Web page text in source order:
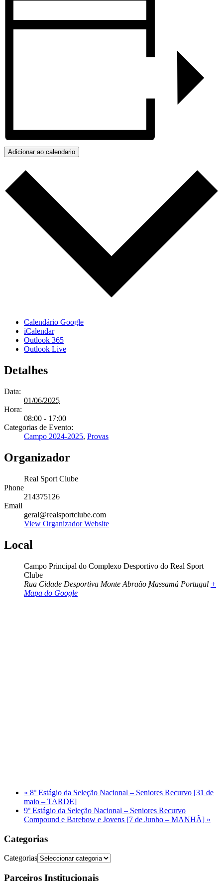
Adicionar ao calendario
Calendário Google
iCalendar
Outlook 365
Outlook Live
Detalhes
Data:
01/06/2025
Hora:
08:00 - 17:00
Categorias de Evento:
Campo 2024-2025, Provas
Organizador
Real Sport Clube
Phone
214375126
Email
geral@realsportclube.com
View Organizador Website
Local
Campo Principal do Complexo Desportivo do Real Sport
Clube
Rua Cidade Desportiva Monte Abraão Massamá Portugal +
Mapa do Google
« 8º Estágio da Seleção Nacional – Seniores Recurvo [31 de
maio – TARDE]
9º Estágio da Seleção Nacional – Seniores Recurvo
Compound e Barebow e Jovens [7 de Junho – MANHÃ] »
Categorias
Categorias
Parceiros Institucionais